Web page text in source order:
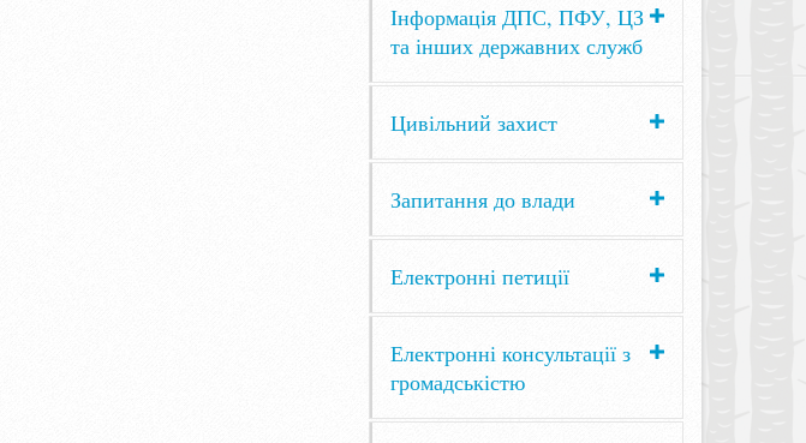
Інформація ДПС, ПФУ, ЦЗ
та інших державних служб
Цивільний захист
Запитання до влади
Електронні петиції
Електронні консультації з
громадськістю